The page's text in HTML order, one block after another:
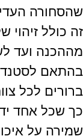
שהסחורה
זה כולל
מההכנה ועד
בהתאם
ברורים לכל
כך שכל אחד
שמירה על